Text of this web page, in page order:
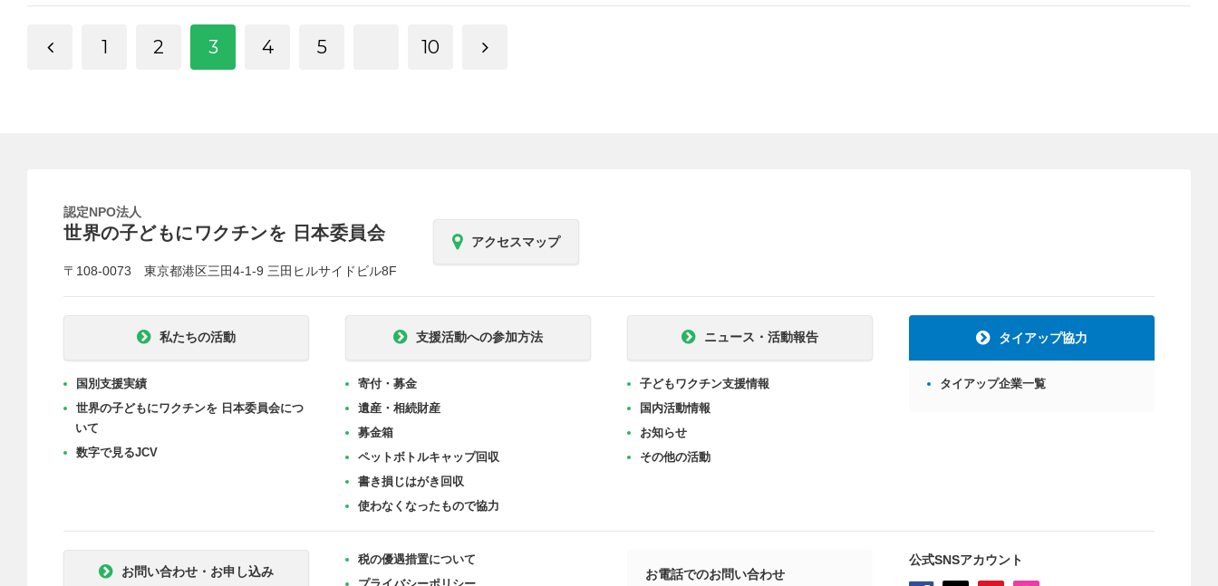
1 2 3 4 5 10
認定NPO法人
世界の子どもにワクチンを 日本委員会
〒108-0073 東京都港区三田4-1-9 三田ヒルサイドビル8F
アクセスマップ
私たちの活動
国別支援実績
世界の子どもにワクチンを 日本委員会につ
いて
数字で見るJCV
支援活動への参加方法
寄付・募金
遺産・相続財産
募金箱
ペットボトルキャップ回収
書き損じはがき回収
使わなくなったもので協力
ニュース・活動報告
子どもワクチン支援情報
国内活動情報
お知らせ
その他の活動
タイアップ協力
タイアップ企業一覧
お問い合わせ・お申し込み
税の優遇措置について
お電話でのお問い合わせ
公式SNSアカウント